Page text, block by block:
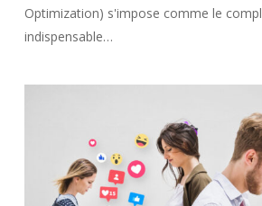
Optimization) s'impose comme le
indispensable…